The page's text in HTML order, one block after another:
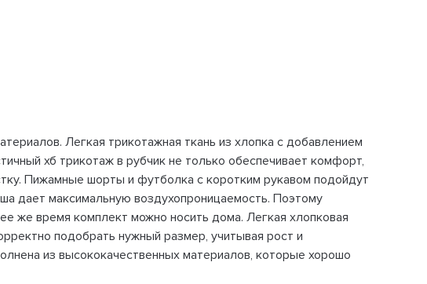
Легкая трикотажная ткань из хлопка с добавлением
хб трикотаж в рубчик не только обеспечивает комфорт,
Пижамные шорты и футболка с коротким рукавом подойдут
дает максимальную воздухопроницаемость. Поэтому
же время комплект можно носить дома. Легкая хлопковая
подобрать нужный размер, учитывая рост и
из высококачественных материалов, которые хорошо